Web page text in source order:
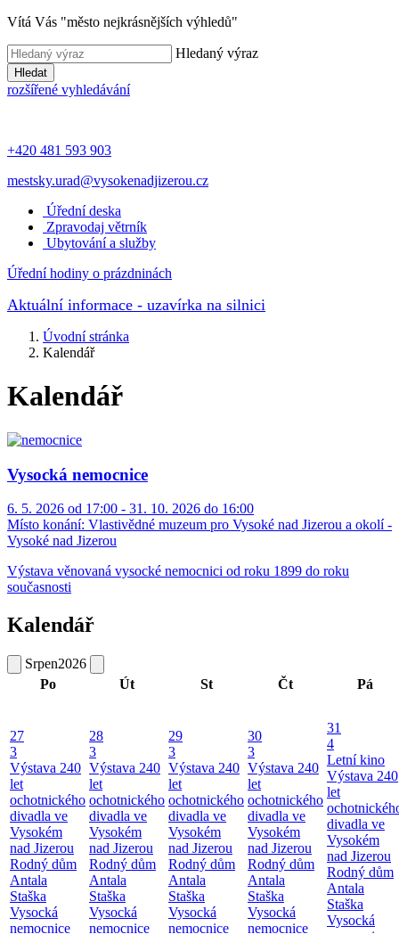
Vítá Vás "město nejkrásnějších výhledů"
Hledaný výraz
Hledat
rozšířené vyhledávání
+420 481 593 903
mestsky.urad@vysokenadjizerou.cz
Úřední deska
Zpravodaj větrník
Ubytování a služby
Úřední hodiny o prázdninách
Aktuální informace - uzavírka na silnici
Úvodní stránka
Kalendář
Kalendář
Vysocká nemocnice
6. 5. 2026 od 17:00 - 31. 10. 2026 do 16:00
Místo konání: Vlastivědné muzeum pro Vysoké nad Jizerou a okolí -
Vysoké nad Jizerou
Výstava věnovaná vysocké nemocnici od roku 1899 do roku
současnosti
Kalendář
Srpen2026
Po
Út St Čt Pá
27
3
Výstava 240
let
ochotnického
divadla ve
Vysokém
nad Jizerou
Rodný dům
Antala
Staška
Vysocká
nemocnice
28
3
Výstava 240
let
ochotnického
divadla ve
Vysokém
nad Jizerou
Rodný dům
Antala
Staška
Vysocká
nemocnice
29
3
Výstava 240
let
ochotnického
divadla ve
Vysokém
nad Jizerou
Rodný dům
Antala
Staška
Vysocká
nemocnice
30
3
Výstava 240
let
ochotnického
divadla ve
Vysokém
nad Jizerou
Rodný dům
Antala
Staška
Vysocká
nemocnice
31
4
Letní kino
Výstava 240
let
divadla ve
Vysokém
nad Jizerou
Rodný dům
Antala
Staška
Vysocká